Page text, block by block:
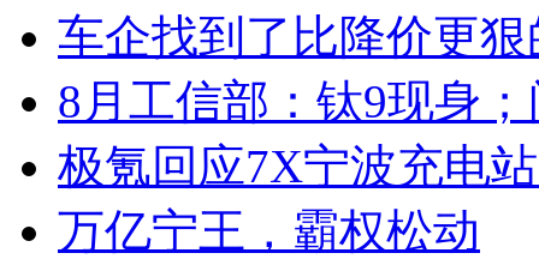
车企找到了比降价更
8月工信部：钛9现身
极氪回应7X宁波充电
万亿宁王，霸权松动